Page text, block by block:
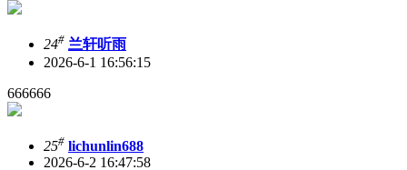
24# 兰轩听雨
2026-6-1 16:56:15
666666
25# lichunlin688
2026-6-2 16:47:58